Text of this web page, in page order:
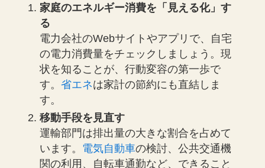
家庭のエネルギー消費を「見える化」す
る
電力会社のWebサイトやアプリで、自宅
の電力消費量をチェックしましょう。現
状を知ることが、行動変容の第一歩で
す。省エネは家計の節約にも直結しま
す。
移動手段を見直す
運輸部門は排出量の大きな割合を占めて
います。 電気自動車の検討、公共交通機
関の利用、自転車通勤など、できること